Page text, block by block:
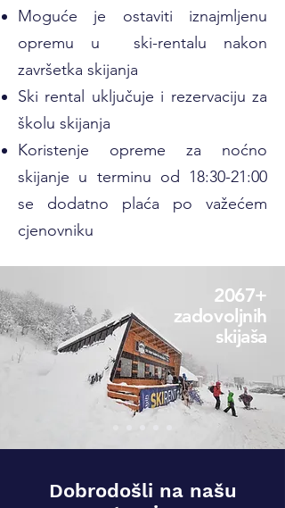
Moguće je ostaviti iznajmljenu
opremu u ski-rentalu nakon
završetka skijanja
Ski rental uključuje i rezervaciju za
školu skijanja
Koristenje opreme za noćno
skijanje u terminu od 18:30-21:00
se dodatno plaća po važećem
cjenovniku
2067+
zadovoljnih
skijaša
Dobrodošli na našu